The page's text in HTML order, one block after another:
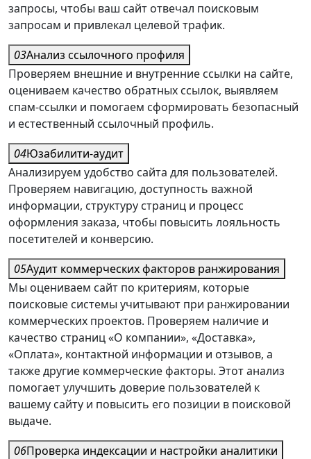
запросы, чтобы ваш сайт отвечал поисковым
запросам и привлекал целевой трафик.
03Анализ ссылочного профиля
Проверяем внешние и внутренние ссылки на сайте,
оцениваем качество обратных ссылок, выявляем
спам-ссылки и помогаем сформировать безопасный
и естественный ссылочный профиль.
04Юзабилити-аудит
Анализируем удобство сайта для пользователей.
Проверяем навигацию, доступность важной
информации, структуру страниц и процесс
оформления заказа, чтобы повысить лояльность
посетителей и конверсию.
05Аудит коммерческих факторов ранжирования
Мы оцениваем сайт по критериям, которые
поисковые системы учитывают при ранжировании
коммерческих проектов. Проверяем наличие и
качество страниц «О компании», «Доставка»,
«Оплата», контактной информации и отзывов, а
также другие коммерческие факторы. Этот анализ
помогает улучшить доверие пользователей к
вашему сайту и повысить его позиции в поисковой
выдаче.
06Проверка индексации и настройки аналитики